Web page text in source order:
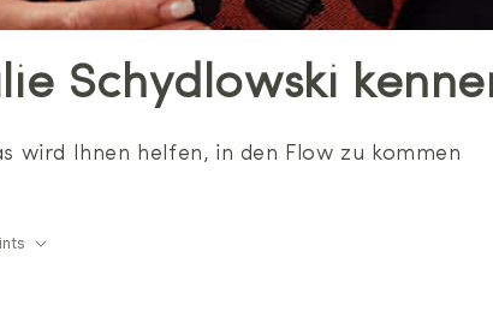
Schydlowski
wird Ihnen helfen, in den Flow zu kommen